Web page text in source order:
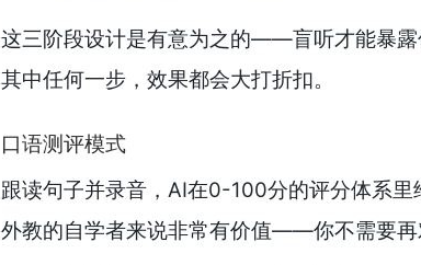
这三阶段设计是有意为之的——盲听才能暴露
其中任何一步，效果都会大打折扣。
口语测评模式
跟读句子并录音，AI在0-100分的评分体系
外教的自学者来说非常有价值——你不需要再